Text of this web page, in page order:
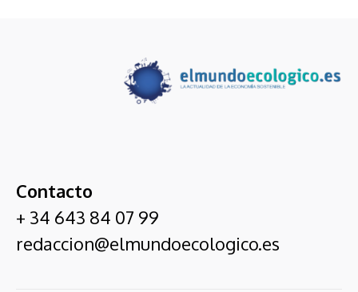
Contacto
+ 34 643 84 07 99
redaccion@elmundoecologico.es